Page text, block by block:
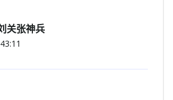
关张神兵